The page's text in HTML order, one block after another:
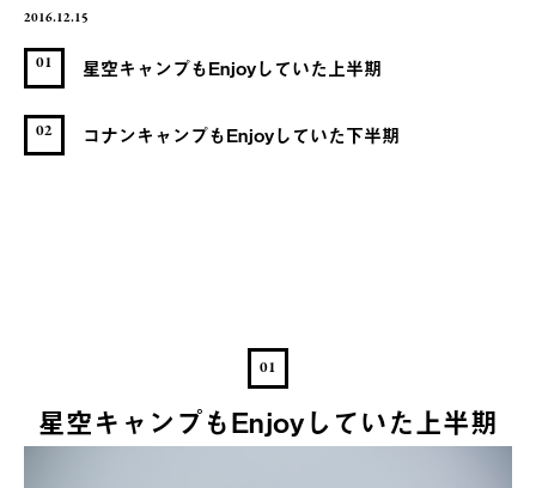
2016.12.15
01 星空キャンプもEnjoyしていた上半期
02 コナンキャンプもEnjoyしていた下半期
01
星空キャンプもEnjoyしていた上半期